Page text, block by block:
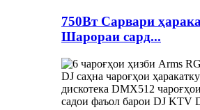
750Вт Сарвари
Шарораи сард...